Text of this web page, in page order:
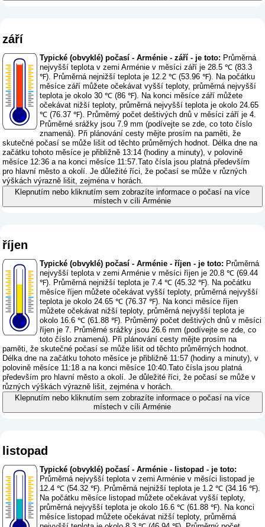
září
Typické (obvyklé) počasí - Arménie - září - je toto: Průměrná
nejvyšší teplota v zemi Arménie v měsíci září je 28.5 ℃ (83.3
℉). Průměrná nejnižší teplota je 12.2 ℃ (53.96 ℉). Na počátku
měsíce září můžete očekávat vyšší teploty, průměrná nejvyšší
teplota je okolo 30 ℃ (86 ℉). Na konci měsíce září můžete
očekávat nižší teploty, průměrná nejvyšší teplota je okolo 24.65
℃ (76.37 ℉). Průměrný počet deštivých dnů v měsíci září je 4.
Průměrné srážky jsou 7.9 mm (podívejte se zde, co toto číslo
znamená). Při plánování cesty mějte prosím na paměti, že
skutečné počasí se může lišit od těchto průměrných hodnot. Délka dne na
začátku tohoto měsíce je přibližně 13:14 (hodiny a minuty), v polovině
měsíce 12:36 a na konci měsíce 11:57.Tato čísla jsou platná především
pro hlavní město a okolí. Je důležité říci, že počasí se může v různých
výškách výrazně lišit, zejména v horách.
Klepnutím nebo kliknutím sem zobrazíte informace o počasí na více
místech v cíli Arménie
říjen
Typické (obvyklé) počasí - Arménie - říjen - je toto: Průměrná
nejvyšší teplota v zemi Arménie v měsíci říjen je 20.8 ℃ (69.44
℉). Průměrná nejnižší teplota je 7.4 ℃ (45.32 ℉). Na počátku
měsíce říjen můžete očekávat vyšší teploty, průměrná nejvyšší
teplota je okolo 24.65 ℃ (76.37 ℉). Na konci měsíce říjen
můžete očekávat nižší teploty, průměrná nejvyšší teplota je
okolo 16.6 ℃ (61.88 ℉). Průměrný počet deštivých dnů v měsíci
říjen je 7. Průměrné srážky jsou 26.6 mm (podívejte se zde, co
toto číslo znamená). Při plánování cesty mějte prosím na
paměti, že skutečné počasí se může lišit od těchto průměrných hodnot.
Délka dne na začátku tohoto měsíce je přibližně 11:57 (hodiny a minuty), v
polovině měsíce 11:18 a na konci měsíce 10:40.Tato čísla jsou platná
především pro hlavní město a okolí. Je důležité říci, že počasí se může v
různých výškách výrazně lišit, zejména v horách.
Klepnutím nebo kliknutím sem zobrazíte informace o počasí na více
místech v cíli Arménie
listopad
Typické (obvyklé) počasí - Arménie - listopad - je toto:
Průměrná nejvyšší teplota v zemi Arménie v měsíci listopad je
12.4 ℃ (54.32 ℉). Průměrná nejnižší teplota je 1.2 ℃ (34.16 ℉).
Na počátku měsíce listopad můžete očekávat vyšší teploty,
průměrná nejvyšší teplota je okolo 16.6 ℃ (61.88 ℉). Na konci
měsíce listopad můžete očekávat nižší teploty, průměrná